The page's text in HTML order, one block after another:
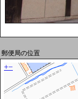
郵便局の位置